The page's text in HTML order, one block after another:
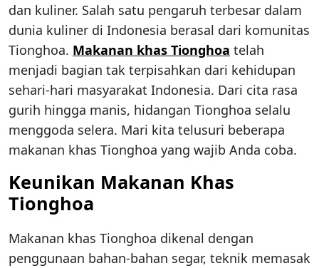
dan kuliner. Salah satu pengaruh terbesar dalam
dunia kuliner di Indonesia berasal dari komunitas
Tionghoa. Makanan khas Tionghoa telah
menjadi bagian tak terpisahkan dari kehidupan
sehari-hari masyarakat Indonesia. Dari cita rasa
gurih hingga manis, hidangan Tionghoa selalu
menggoda selera. Mari kita telusuri beberapa
makanan khas Tionghoa yang wajib Anda coba.
Keunikan Makanan Khas
Tionghoa
Makanan khas Tionghoa dikenal dengan
penggunaan bahan-bahan segar, teknik memasak